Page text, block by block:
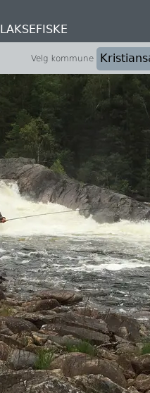
LAKSEFISKE
Velg kommune